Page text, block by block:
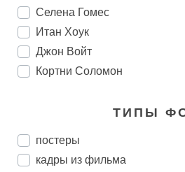
Селена Гомес
Итан Хоук
Джон Войт
Кортни Соломон
ТИПЫ
постеры
кадры из фильма